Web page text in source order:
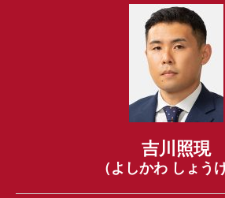
吉川照現
（よしかわ しょう